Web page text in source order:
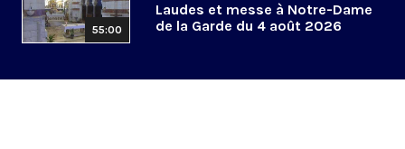
55:00
Laudes et messe à Notre-Dame
de la Garde du 4 août 2026